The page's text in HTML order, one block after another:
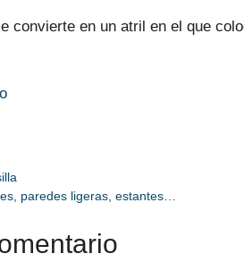
convierte en un atril en el que
paredes ligeras, estantes…